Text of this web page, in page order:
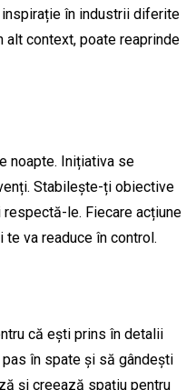
în industrii diferite
alt context, poate reaprinde
noapte. Inițiativa se
Stabilește-ți obiective
le. Fiecare acțiune
va readuce în control.
că ești prins în detalii
în spate și să gândești
și creează spațiu pentru